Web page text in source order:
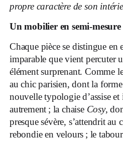
propre caractère de son
Un mobilier en semi-mesure
Chaque pièce se distingue en
imparable que vient percuter
élément surprenant. Comme
au chic parisien, dont la
nouvelle typologie d’assise et
autrement ; la chaise Cosy,
presque sévère, s’attendrit au
rebondie en velours ; le